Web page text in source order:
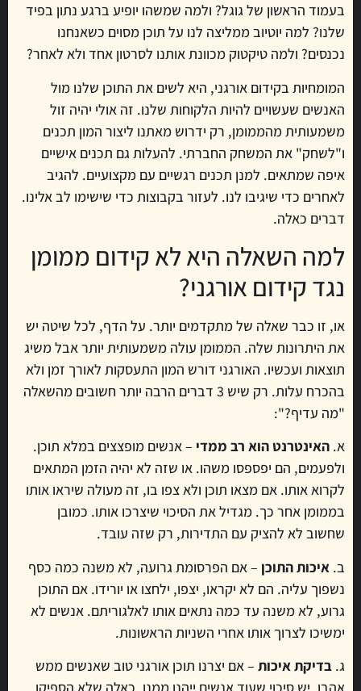
בעמוד הראשון של גוגל? ולמה שמשהו יופיע ברגע נתון בפיד
שלנו? למה יוטיוב ממליצה לנו על תוכן מסוים כשאנחנו
נכנסים? ולמה טיקטוק מכוונת אותנו לסרטון אחד ולא לאחר?
המומחיות בקידום אורגני, היא לשים את התוכן שלנו מול
האנשים שעשויים להיות הלקוחות שלנו. זה אולי יהיה זול
משמעותית מהממומן, רק ידרוש מאתנו ליצור המון תכנים
ו"לשחק" את המשחק החברתי. להעלות גם תכנים אישיים
איפה שמתאים. למנן תכנים רגשיים עם מקצועיים. להגיב
לאחרים כדי שיגיבו לנו. לעזור בקבוצות כדי שישימו לב אלינו.
דברים כאלה.
למה השאלה היא לא קידום ממומן
נגד קידום אורגני?
או, זו כבר שאלה של מתקדמים יותר. על הדף, לכל שיטה יש
את היתרונות שלה. הממומן עולה משמעותית יותר אבל משיג
תוצאות ועכשיו. האורגני דורש המון התעסקות לאורך זמן ולא
בהכרח עלות. רק שיש 3 דברים הרבה יותר חשובים מהשאלה
"מה עדיף?":
א. האינטרנט הוא רב ממדי – אנשים מופצצים במלא תוכן.
ולפעמים, הם יפספסו משהו. או שזה לא יהיה הזמן המתאים
לקרוא אותו. אם מצאו תוכן ולא צפו בו, זה מעולה שיראו אותו
בממומן אחר כך. מגדיל את הסיכוי שיצרכו אותו. כמובן
שחשוב לא להציק עם התדירות, רק שזה עובד.
ב. איכות התוכן – אם הפרסומת גרועה, לא משנה כמה כסף
נשפוך עליה. הם לא יקראו, יצפו, ילחצו או יורידו. אם התוכן
גרוע, לא משנה עד כמה נתאים אותו לאלגוריתם. אנשים לא
ימשיכו לצרוך אותו אחרי השניות הראשונות.
ג. בדיקת איכות – אם יצרנו תוכן אורגני טוב שאנשים ממש